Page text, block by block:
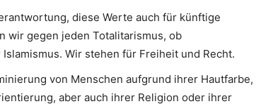
diese Werte auch für künftige
wir gegen jeden Totalitarismus, ob
Wir stehen für Freiheit und Recht.
von Menschen aufgrund ihrer Hautfarbe,
aber auch ihrer Religion oder ihrer